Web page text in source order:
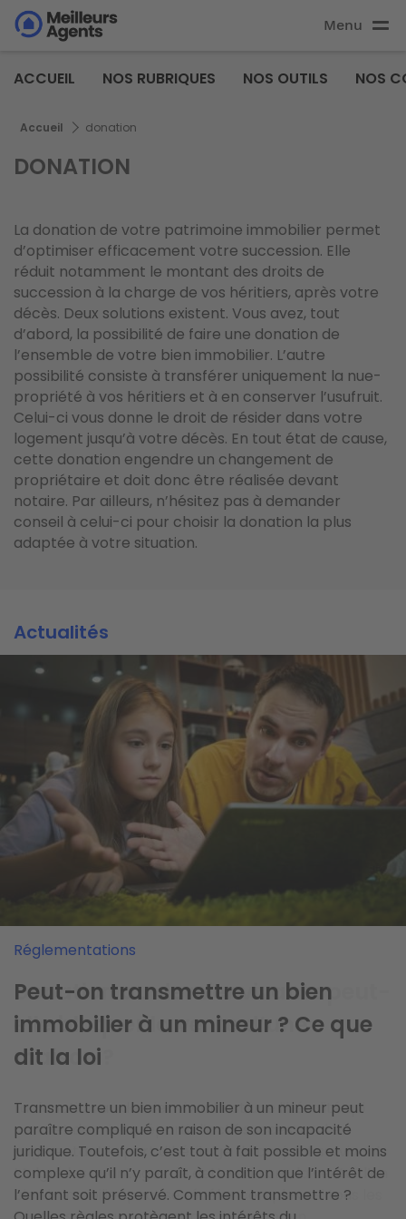
Aller
au
principal
Aller au
principal
Menu
Agents
ACCUEIL NOS RUBRIQUES NOS OUTILS NOS
Fil d'Ariane
Accueil donation
DONATION
La donation de votre patrimoine immobilier permet
d’optimiser efficacement votre succession. Elle
réduit notamment le montant des droits de
succession à la charge de vos héritiers, après votre
décès. Deux solutions existent. Vous avez, tout
d’abord, la possibilité de faire une donation de
l’ensemble de votre bien immobilier. L’autre
possibilité consiste à transférer uniquement la nue-
propriété à vos héritiers et à en conserver l’usufruit.
Celui-ci vous donne le droit de résider dans votre
logement jusqu’à votre décès. En tout état de cause,
cette donation engendre un changement de
propriétaire et doit donc être réalisée devant
notaire. Par ailleurs, n’hésitez pas à demander
conseil à celui-ci pour choisir la donation la plus
adaptée à votre situation.
Vendre
Donation au dernier vivant : peut-
elle bloquer la vente d’une
maison ?
Actualités
La donation au dernier vivant est une libéralité qui
permet de mieux répartir l’actif successoral en
augmentant la part d’héritage du conjoint survivant.
Malgré les avantages de cette mesure, la vente d’un
bien immobilier peut se révéler complexe si tous les
Image
Réglementations
Peut-on transmettre un bien
immobilier à un mineur ? Ce que
dit la loi
Actualités
Transmettre un bien immobilier à un mineur peut
paraître compliqué en raison de son incapacité
juridique. Toutefois, c’est tout à fait possible et moins
complexe qu’il n’y paraît, à condition que l’intérêt de
l’enfant soit préservé. Comment transmettre ?
Image
Acheter
Acheter un bien immobilier au
nom de ses enfants : guide
pratique et avantages fiscaux
Actualités
Acheter un bien immobilier au nom de ses enfants
permet d’organiser sa succession. Et en matière de
succession, rien ne vaut l’anticipation ! Vous
souhaitez connaître quelques stratégies souvent
employées et leurs avantages en matière de
fiscalité ? Ce guide vous aidera à y voir clair, avant de
Image